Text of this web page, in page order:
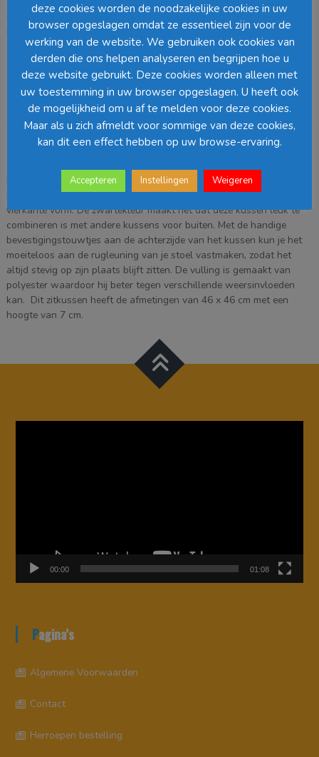
Stoelkussen
EAN: 8720362581963 1140465 Categorie:
Stoelkussens
Loading...
Barcode
Beschrijving Aanvullende informatie
Met dit Como stoelkussen van Mica Decorations zit je gegarandeerd
heerlijk. Het tuinkussen is gemaakt van zacht katoen en heeft een
vierkante vorm. De zwartekleur maakt het dat deze kussen leuk te
combineren is met andere kussens voor buiten. Met de handige
bevestigingstouwtjes aan de achterzijde van het kussen kun je het
moeiteloos aan de rugleuning van je stoel vastmaken, zodat het
altijd stevig op zijn plaats blijft zitten. De vulling is gemaakt van
polyester waardoor hij beter tegen verschillende weersinvloeden
kan. Dit zitkussen heeft de afmetingen van 46 x 46 cm met een
hoogte van 7 cm.
00:00 01:08
Pagina’s
Algemene Voorwaarden
Contact
Herroepen bestelling
deze cookies worden de noodzakelijke cookies in uw
browser opgeslagen omdat ze essentieel zijn voor de
werking van de website. We gebruiken ook cookies van
derden die ons helpen analyseren en begrijpen hoe u
deze website gebruikt. Deze cookies worden alleen met
uw toestemming in uw browser opgeslagen. U heeft ook
de mogelijkheid om u af te melden voor deze cookies.
Maar als u zich afmeldt voor sommige van deze cookies,
kan dit een effect hebben op uw browse-ervaring.
Accepteren Instellingen Weigeren